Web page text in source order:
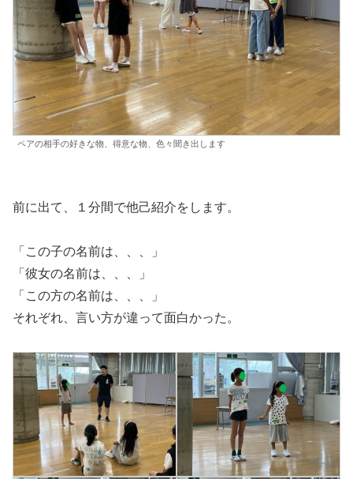
ペアの相手の好きな物、得意な物、色々聞き出します
前に出て、１分間で他己紹介をします。
「この子の名前は、、、」
「彼女の名前は、、、」
「この方の名前は、、、」
それぞれ、言い方が違って面白かった。